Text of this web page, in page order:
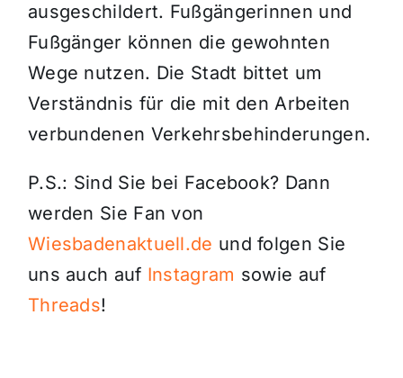
ausgeschildert. Fußgängerinnen und
Fußgänger können die gewohnten
Wege nutzen. Die Stadt bittet um
Verständnis für die mit den Arbeiten
verbundenen Verkehrsbehinderungen.
P.S.: Sind Sie bei Facebook? Dann
werden Sie Fan von
Wiesbadenaktuell.de und folgen Sie
uns auch auf Instagram sowie auf
Threads!